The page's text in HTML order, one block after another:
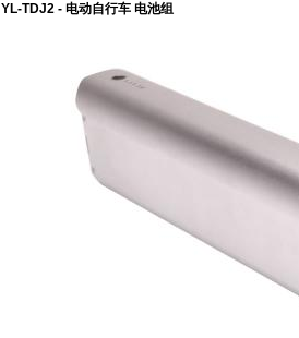
YL-TDJ2 - 电动自行车 电池组